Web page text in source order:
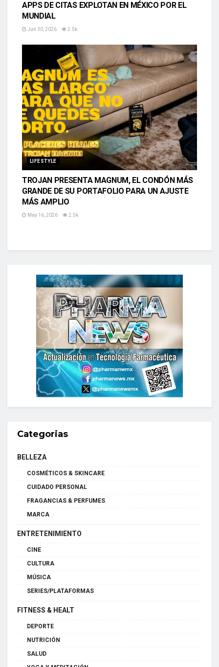
APPS DE CITAS EXPLOTAN EN MÉXICO POR EL
MUNDIAL
Jun 30, 2026 2.5k
LIFESTYLE
TROJAN PRESENTA MAGNUM, EL CONDÓN MÁS
GRANDE DE SU PORTAFOLIO PARA UN AJUSTE
MÁS AMPLIO
May 16, 2026 2.5k
Categorias
BELLEZA
COSMÉTICOS & SKINCARE
CUIDADO PERSONAL
FRAGANCIAS & PERFUMES
MARCA
ENTRETENIMIENTO
CINE
CULTURA
MÚSICA
SERIES/PLATAFORMAS
FITNESS & HEALT
DEPORTE
NUTRICIÓN
SALUD